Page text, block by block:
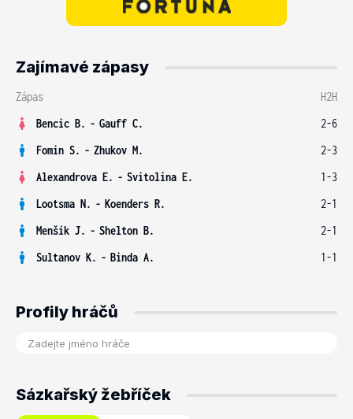
Zajímavé zápasy
Zápas
H2H
Bencic B. - Gauff C.
2-6
Fomin S. - Zhukov M.
2-3
Alexandrova E. - Svitolina E.
1-3
Lootsma N. - Koenders R.
2-1
Menšík J. - Shelton B.
2-1
Sultanov K. - Binda A. 1-1
Profily hráčů
Sázkařský žebříček